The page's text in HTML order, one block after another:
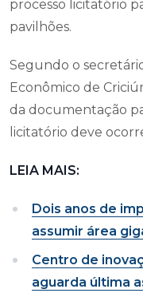
processo licitatório
pavilhões.
Segundo o
Econômico de
da documentação
licitatório deve
LEIA MAIS:
Dois anos de
assumir área
Centro de
aguarda última